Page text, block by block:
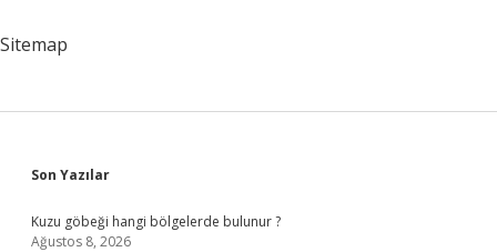
Sitemap
Sidebar
Son Yazılar
Kuzu göbeği hangi bölgelerde bulunur ?
Ağustos 8, 2026